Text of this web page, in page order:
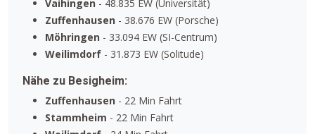
Vaihingen - 48.835 EW (Universität)
Zuffenhausen - 38.676 EW (Porsche)
Möhringen - 33.094 EW (SI-Centrum)
Weilimdorf - 31.873 EW (Solitude)
Nähe zu Besigheim:
Zuffenhausen - 22 Min Fahrt
Stammheim - 22 Min Fahrt